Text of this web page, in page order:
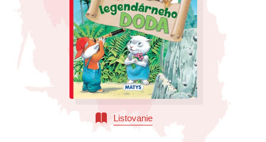
Výchova a pedagogika
Všetky kategórie
Listovanie